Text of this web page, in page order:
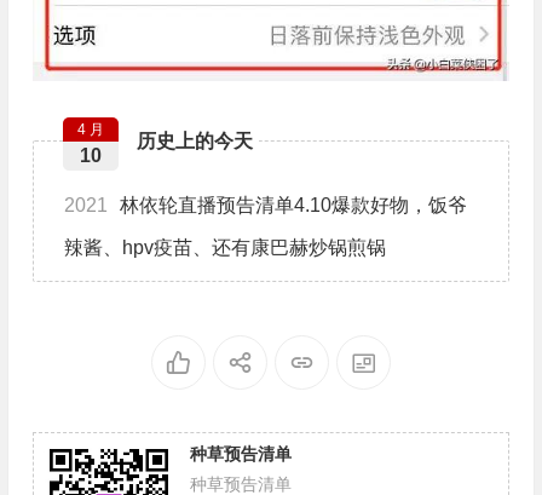
历史上的今天
4 月
10
2021 林依轮直播预告清单4.10爆款好物，饭爷
辣酱、hpv疫苗、还有康巴赫炒锅煎锅
种草预告清单
种草预告清单